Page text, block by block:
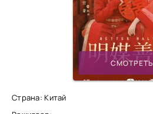
СМОТРЕТЬ
Страна: Китай